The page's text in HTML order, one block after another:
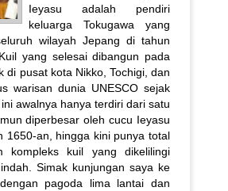
Ieyasu adalah pendiri
keluarga Tokugawa yang
wilayah Jepang di tahun
yang selesai dibangun pada
di pusat kota Nikko, Tochigi, dan
warisan dunia UNESCO sejak
awalnya hanya terdiri dari satu
diperbesar oleh cucu Ieyasu
1650-an, hingga kini punya total
kompleks kuil yang dikelilingi
Simak kunjungan saya ke
pagoda lima lantai dan